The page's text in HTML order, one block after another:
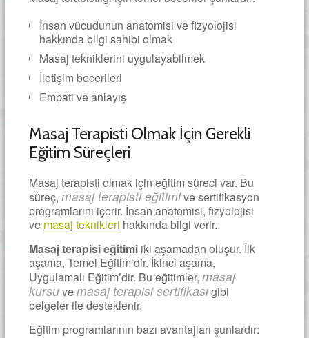
İnsan vücudunun anatomisi ve fizyolojisi
hakkında bilgi sahibi olmak
Masaj tekniklerini uygulayabilmek
İletişim becerileri
Empati ve anlayış
Masaj Terapisti Olmak İçin Gerekli
Eğitim Süreçleri
Masaj terapisti olmak için eğitim süreci var. Bu
süreç, masaj terapisti eğitimive sertifikasyon
programlarını içerir. İnsan anatomisi, fizyolojisi
ve masaj teknikleri hakkında bilgi verir.
Masaj terapisi eğitimiiki aşamadan oluşur. İlk
aşama, Temel Eğitim’dir. İkinci aşama,
Uygulamalı Eğitim’dir. Bu eğitimler, masaj
kursuvemasaj terapisi sertifikasıgibi
belgeler ile desteklenir.
Eğitim programlarının bazı avantajları şunlardır: